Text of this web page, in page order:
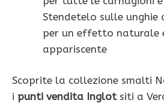
Stendetelo sulle unghie
per un effetto naturale
appariscente
Scoprite la collezione smalti
i punti vendita Inglotsiti a